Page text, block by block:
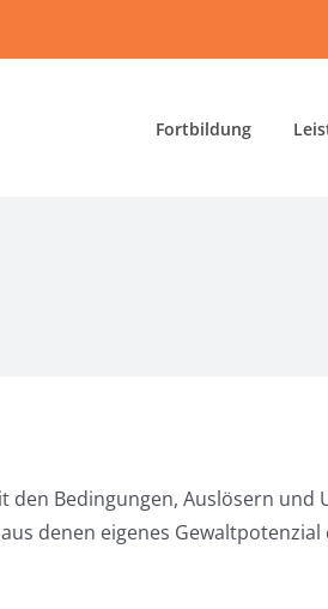
Fortbildung
Bedingungen, Auslösern
denen eigenes